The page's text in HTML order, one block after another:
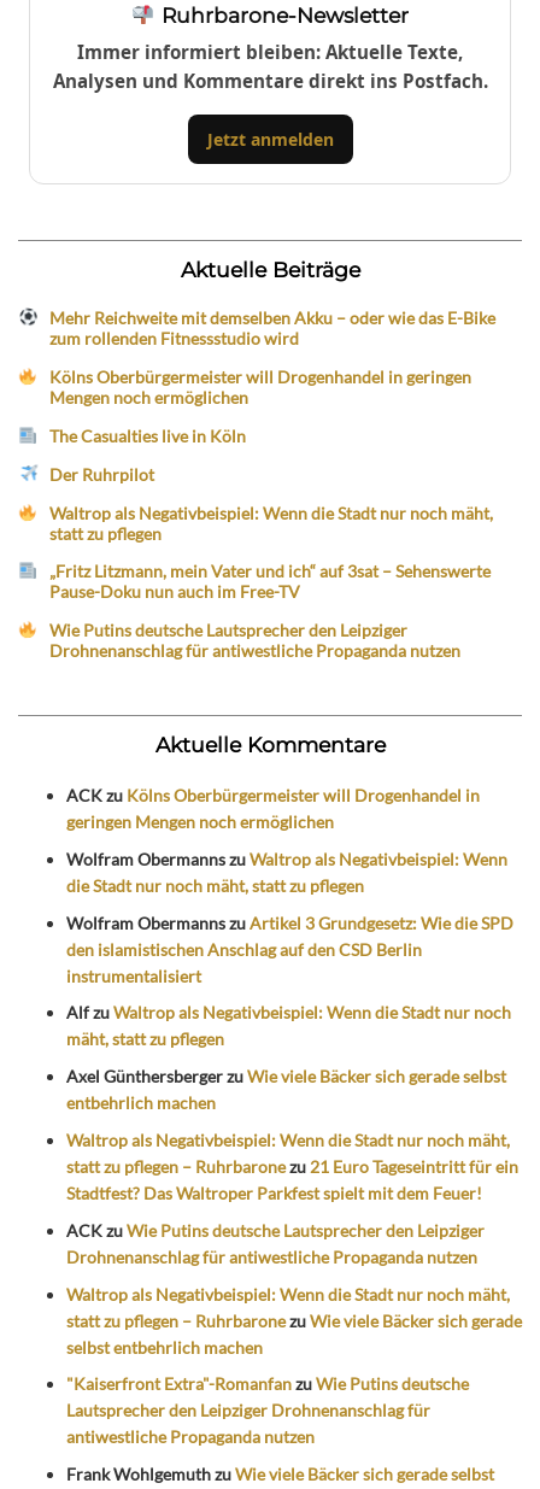
Ruhrbarone-Newsletter
Immer informiert bleiben: Aktuelle Texte,
Analysen und Kommentare direkt ins Postfach.
Jetzt anmelden
Aktuelle Beiträge
Mehr Reichweite mit demselben Akku – oder wie das E-Bike
zum rollenden Fitnessstudio wird
Kölns Oberbürgermeister will Drogenhandel in geringen
Mengen noch ermöglichen
The Casualties live in Köln
Der Ruhrpilot
Waltrop als Negativbeispiel: Wenn die Stadt nur noch mäht,
statt zu pflegen
„Fritz Litzmann, mein Vater und ich“ auf 3sat – Sehenswerte
Pause-Doku nun auch im Free-TV
Wie Putins deutsche Lautsprecher den Leipziger
Drohnenanschlag für antiwestliche Propaganda nutzen
Aktuelle Kommentare
ACKzu Kölns Oberbürgermeister will Drogenhandel in
geringen Mengen noch ermöglichen
Wolfram ObermannszuWaltrop als Negativbeispiel: Wenn
die Stadt nur noch mäht, statt zu pflegen
Wolfram ObermannszuArtikel 3 Grundgesetz: Wie die SPD
den islamistischen Anschlag auf den CSD Berlin
instrumentalisiert
AlfzuWaltrop als Negativbeispiel: Wenn die Stadt nur noch
mäht, statt zu pflegen
Axel GünthersbergerzuWie viele Bäcker sich gerade selbst
entbehrlich machen
Waltrop als Negativbeispiel: Wenn die Stadt nur noch mäht,
statt zu pflegen – Ruhrbaronezu 21 Euro Tageseintritt für ein
Stadtfest? Das Waltroper Parkfest spielt mit dem Feuer!
ACKzuWie Putins deutsche Lautsprecher den Leipziger
Drohnenanschlag für antiwestliche Propaganda nutzen
Waltrop als Negativbeispiel: Wenn die Stadt nur noch mäht,
statt zu pflegen – RuhrbaronezuWie viele Bäcker sich gerade
selbst entbehrlich machen
"Kaiserfront Extra"-RomanfanzuWie Putins deutsche
Lautsprecher den Leipziger Drohnenanschlag für
antiwestliche Propaganda nutzen
Frank WohlgemuthzuWie viele Bäcker sich gerade selbst